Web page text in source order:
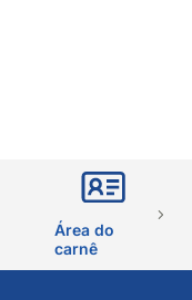
Área do
carnê